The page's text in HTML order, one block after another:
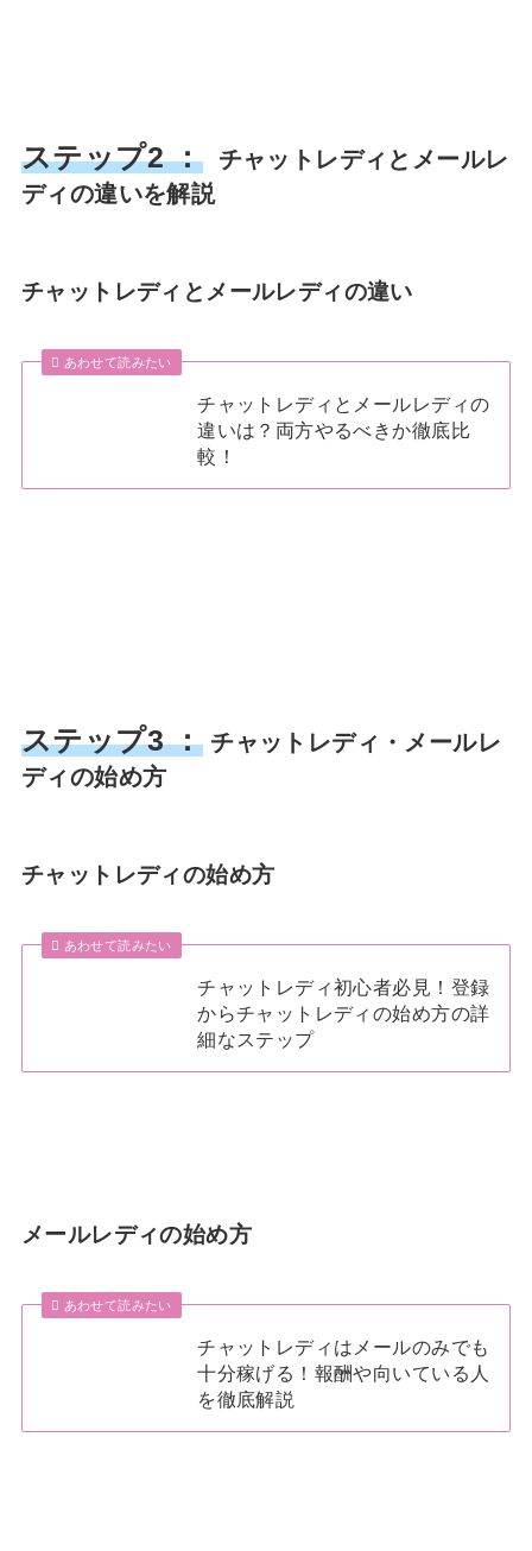
ステップ2 ：チャットレディとメールレ
ディの違いを解説
チャットレディとメールレディの違い
あわせて読みたい
チャットレディとメールレディの
違いは？両方やるべきか徹底比
較！
ステップ3 ：チャットレディ・メールレ
ディの始め方
チャットレディの始め方
あわせて読みたい
チャットレディ初心者必見！登録
からチャットレディの始め方の詳
細なステップ
メールレディの始め方
あわせて読みたい
チャットレディはメールのみでも
十分稼げる！報酬や向いている人
を徹底解説